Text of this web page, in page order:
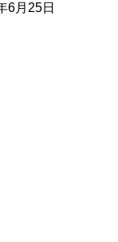
6月25日